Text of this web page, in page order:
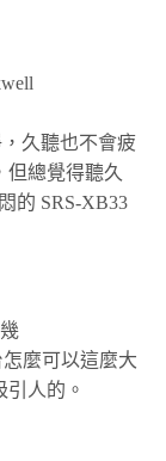
久聽也不會疲
但總覺得聽久
的 SRS-XB33
麼可以這麼大
引人的。